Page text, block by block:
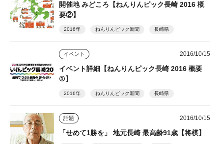
開催地 みどころ【ねんりんピック長崎 2016 概
要②】
2016年 ねんりんピック新聞 長崎県
イベント 2016/10/15
イベント詳細【ねんりんピック長崎 2016 概要
①】
2016年 ねんりんピック新聞 長崎県
話題 2016/10/15
「せめて1勝を」 地元長崎 最高齢91歳【将棋】